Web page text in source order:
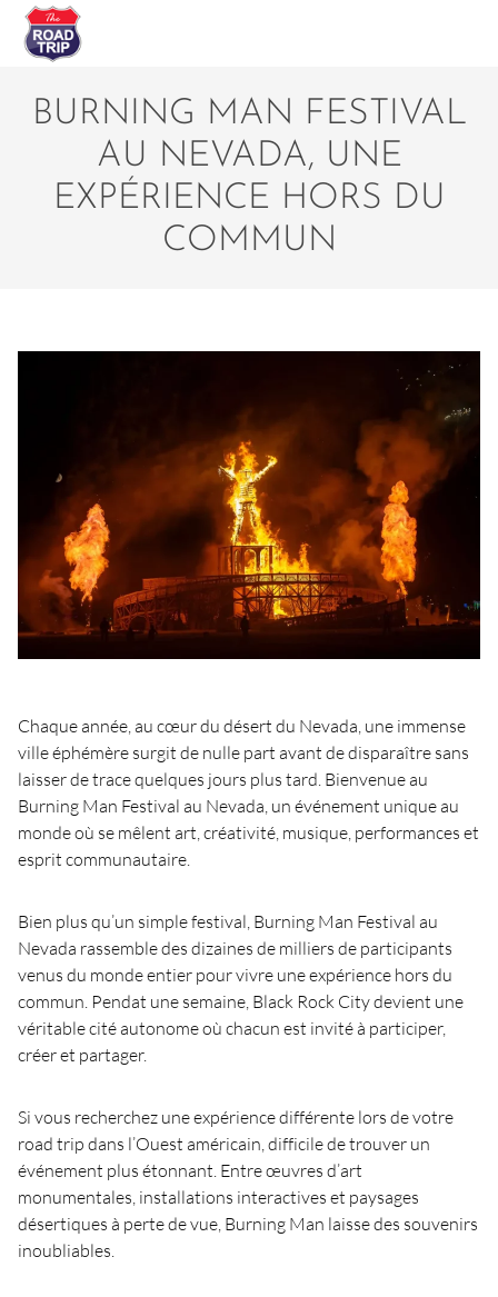
BURNING MAN FESTIVAL
AU NEVADA, UNE
EXPÉRIENCE HORS DU
COMMUN
Chaque année, au cœur du désert du Nevada, une immense
ville éphémère surgit de nulle part avant de disparaître sans
laisser de trace quelques jours plus tard. Bienvenue au
Burning Man Festival au Nevada, un événement unique au
monde où se mêlent art, créativité, musique, performances et
esprit communautaire.
Bien plus qu’un simple festival, Burning Man Festival au
Nevada rassemble des dizaines de milliers de participants
venus du monde entier pour vivre une expérience hors du
commun. Pendat une semaine, Black Rock City devient une
véritable cité autonome où chacun est invité à participer,
créer et partager.
Si vous recherchez une expérience différente lors de votre
road trip dans l’Ouest américain, difficile de trouver un
événement plus étonnant. Entre œuvres d’art
monumentales, installations interactives et paysages
désertiques à perte de vue, Burning Man laisse des souvenirs
inoubliables.